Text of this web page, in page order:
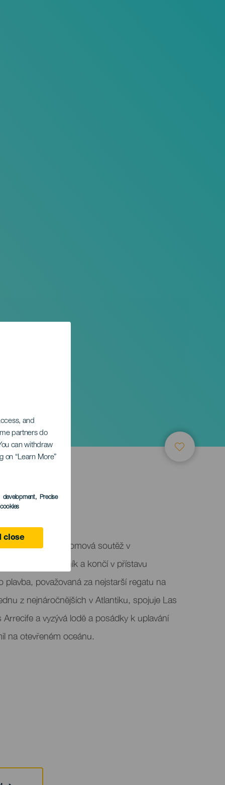
and
partners do
can withdraw
on “Learn More”
development, Precise
close
Ginés je přelomová soutěž v
slaví svůj 76 ročník a končí v přístavu
plavba, považovaná za nejstarší regatu na
z nejnáročnějších v Atlantiku, spojuje Las
a vyzývá lodě a posádky k uplavání
na otevřeném oceánu.